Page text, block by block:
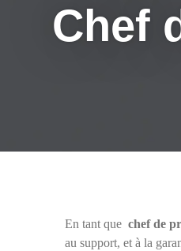
Chef
En tant que chef de
au support, et à la